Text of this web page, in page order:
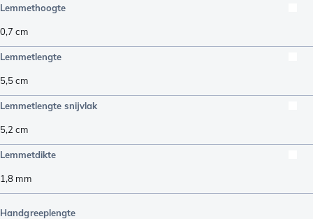
Lemmethoogte
0,7 cm
Lemmetlengte
5,5cm
Lemmetlengte snijvlak
5,2 cm
Lemmetdikte
1,8 mm
Handgreeplengte